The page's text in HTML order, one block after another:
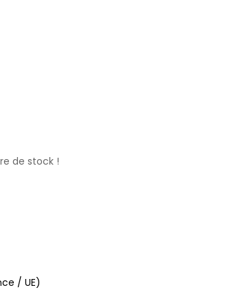
de stock !
/ UE)